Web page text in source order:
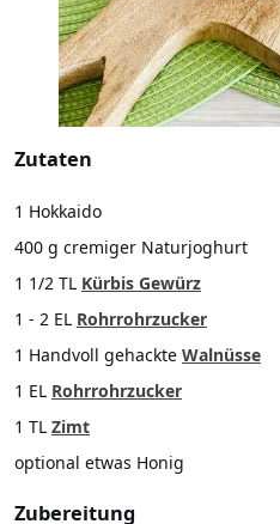
Zutaten
1 Hokkaido
400 g cremiger Naturjoghurt
1 1/2 TL Kürbis Gewürz
1 - 2 EL Rohrrohrzucker
1 Handvoll gehackte Walnüsse
1 EL Rohrrohrzucker
1 TL Zimt
optional etwas Honig
Zubereitung